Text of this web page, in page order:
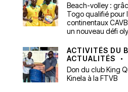
Beach-volley :
Togo qualifié pour
continentaux
un nouveau défi
ACTIVITÉS DU
ACTUALITÉS
Don du club King
Kinela à la FTVB